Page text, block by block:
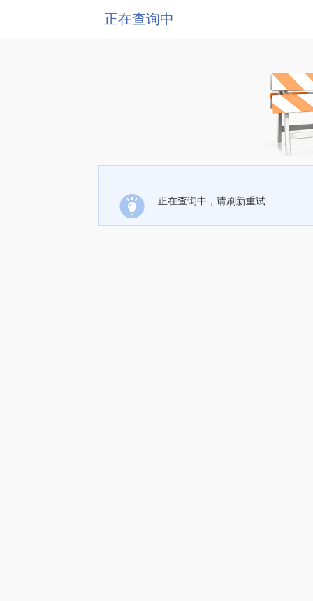
正在查询中
正在查询中，请刷新重试